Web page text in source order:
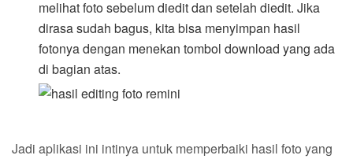
melihat foto sebelum diedit dan setelah diedit. Jika
dirasa sudah bagus, kita bisa menyimpan hasil
fotonya dengan menekan tombol download yang ada
di bagian atas.
Jadi aplikasi ini intinya untuk memperbaiki hasil foto yang